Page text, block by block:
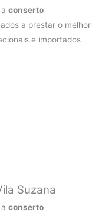
aconserto
a prestar o melhor
e importados
Suzana
aconserto